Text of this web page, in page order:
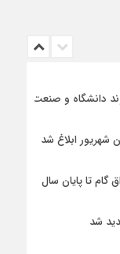
دانشگاه و صنعت
شهریور ابلاغ شد
گام تا پایان سال
شد